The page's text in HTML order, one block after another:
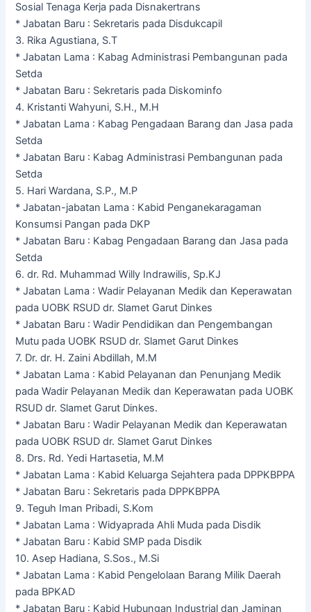
Sosial Tenaga Kerja pada Disnakertrans
* Jabatan Baru : Sekretaris pada Disdukcapil
3. Rika Agustiana, S.T
* Jabatan Lama : Kabag Administrasi Pembangunan pada
Setda
* Jabatan Baru : Sekretaris pada Diskominfo
4. Kristanti Wahyuni, S.H., M.H
* Jabatan Lama : Kabag Pengadaan Barang dan Jasa pada
Setda
* Jabatan Baru : Kabag Administrasi Pembangunan pada
Setda
5. Hari Wardana, S.P., M.P
* Jabatan-jabatan Lama : Kabid Penganekaragaman
Konsumsi Pangan pada DKP
* Jabatan Baru : Kabag Pengadaan Barang dan Jasa pada
Setda
6. dr. Rd. Muhammad Willy Indrawilis, Sp.KJ
* Jabatan Lama : Wadir Pelayanan Medik dan Keperawatan
pada UOBK RSUD dr. Slamet Garut Dinkes
* Jabatan Baru : Wadir Pendidikan dan Pengembangan
Mutu pada UOBK RSUD dr. Slamet Garut Dinkes
7. Dr. dr. H. Zaini Abdillah, M.M
* Jabatan Lama : Kabid Pelayanan dan Penunjang Medik
pada Wadir Pelayanan Medik dan Keperawatan pada UOBK
RSUD dr. Slamet Garut Dinkes.
* Jabatan Baru : Wadir Pelayanan Medik dan Keperawatan
pada UOBK RSUD dr. Slamet Garut Dinkes
8. Drs. Rd. Yedi Hartasetia, M.M
* Jabatan Lama : Kabid Keluarga Sejahtera pada DPPKBPPA
* Jabatan Baru : Sekretaris pada DPPKBPPA
9. Teguh Iman Pribadi, S.Kom
* Jabatan Lama : Widyaprada Ahli Muda pada Disdik
* Jabatan Baru : Kabid SMP pada Disdik
10. Asep Hadiana, S.Sos., M.Si
* Jabatan Lama : Kabid Pengelolaan Barang Milik Daerah
pada BPKAD
* Jabatan Baru : Kabid Hubungan Industrial dan Jaminan